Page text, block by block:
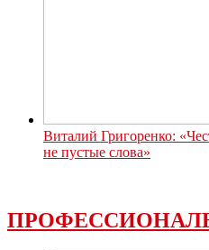
Виталий Григоренко:
не пустые слова»